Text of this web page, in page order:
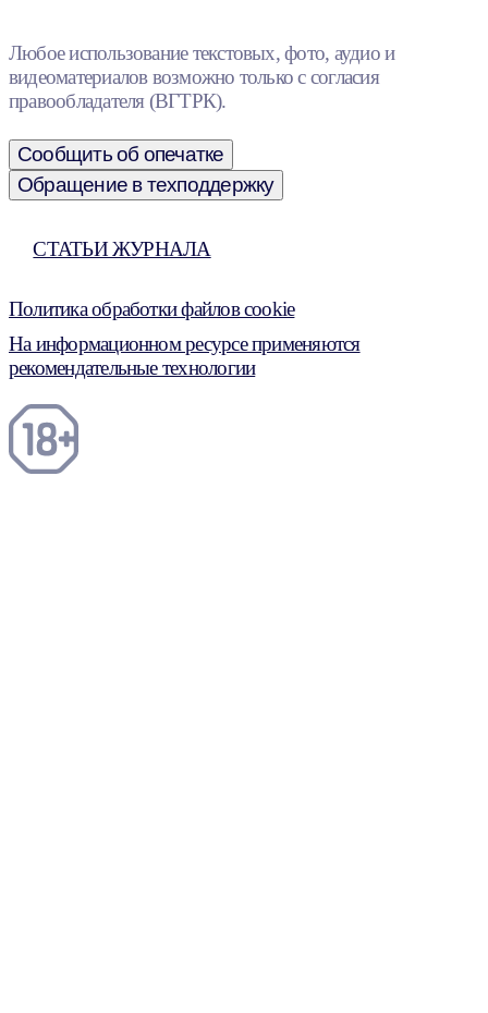
Любое использование текстовых, фото, аудио и
видеоматериалов возможно только с согласия
правообладателя (ВГТРК).
Сообщить об опечатке
Обращение в техподдержку
СТАТЬИ ЖУРНАЛА
Политика обработки файлов cookie
На информационном ресурсе применяются
рекомендательные технологии